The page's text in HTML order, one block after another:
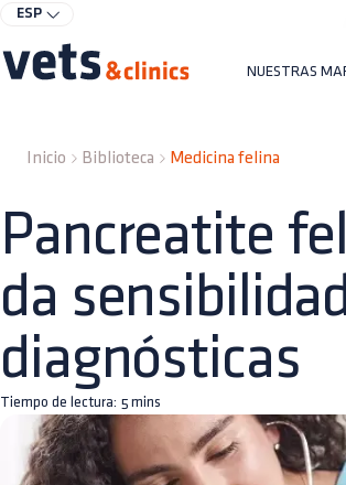
ESP
NUESTRAS
Inicio Biblioteca Medicina felina
Pancreatite
da
diagnósticas
Tiempo de lectura: 5 mins